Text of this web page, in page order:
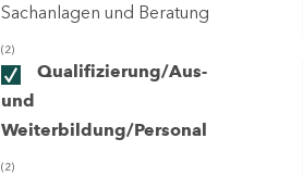
Sachanlagen und Beratung
(2)
Qualifizierung/Aus-
und
Weiterbildung/Personal
(2)